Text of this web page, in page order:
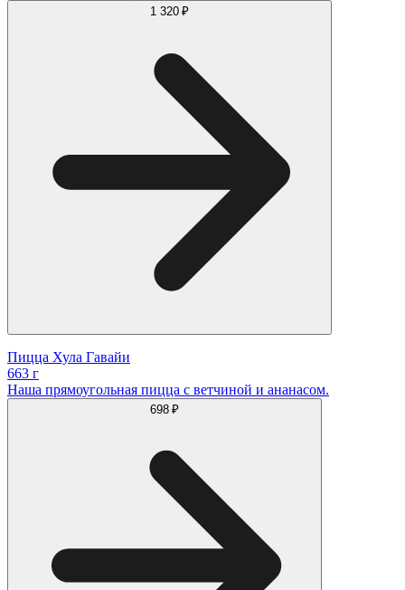
1 320 ₽
Пицца Хула Гавайи
663 г
Наша прямоугольная пицца с ветчиной и ананасом.
698 ₽